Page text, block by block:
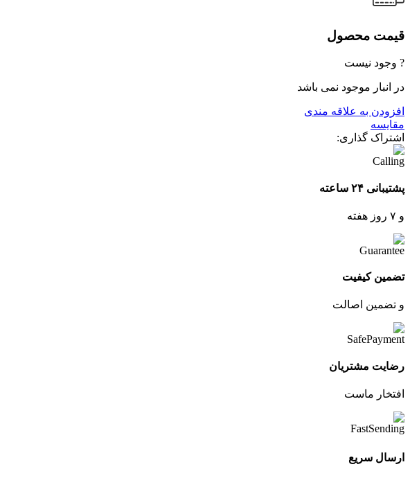
قیمت محصول
? وجود نیست
در انبار موجود نمی باشد
افزودن به علاقه مندی
مقایسه
اشتراک گذاری:
پشتیبانی ۲۴ ساعته
و ۷ روز هفته
تضمین کیفیت
و تضمین اصالت
رضایت مشتریان
افتخار ماست
ارسال سریع